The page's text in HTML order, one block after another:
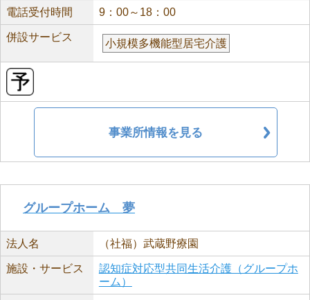
電話受付時間 9：00～18：00
併設サービス
小規模多機能型居宅介護
事業所情報を見る
グループホーム 夢
法人名 （社福）武蔵野療園
施設・サービス
認知症対応型共同生活介護（グループホ
ーム）